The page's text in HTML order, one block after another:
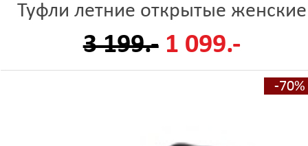
Туфли летние открытые женские
3 199.- 1 099.-
-70%